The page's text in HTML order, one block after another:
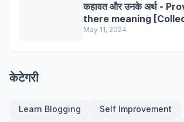
कहावत और उनके अर्थ -
there meaning
May 11, 2024
केटेगरी
Learn Blogging
Self Improvement